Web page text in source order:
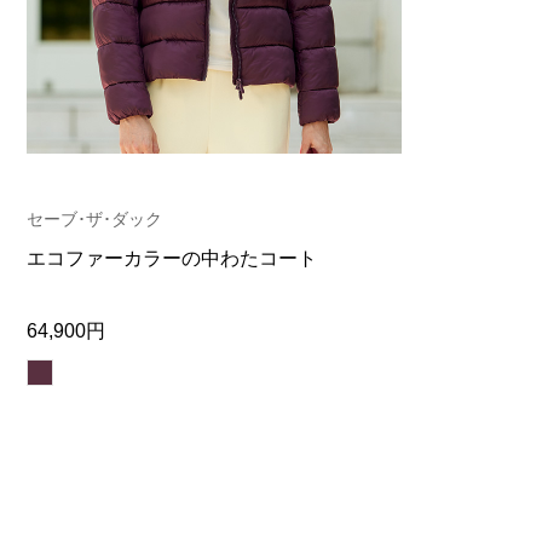
ヘルスケア
その他
セーブ･ザ･ダック
エコファーカラーの中わたコート
64,900円